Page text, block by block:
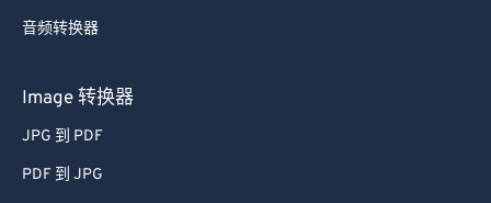
音频转换器
Image 转换器
JPG 到 PDF
PDF 到 JPG